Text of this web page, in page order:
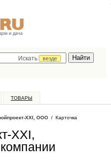
дом и дача
Искать
везде
ТОВАРЫ
XXI, ООО / Карточка
XXI,